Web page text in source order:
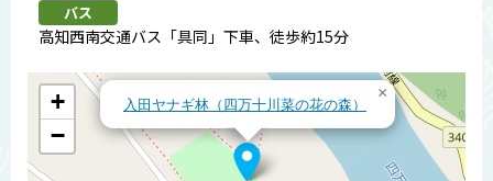
バス
高知西南交通バス「具同」下車、徒歩約15分
入田ヤナギ林（四万十川菜の花の森）
×
+
−